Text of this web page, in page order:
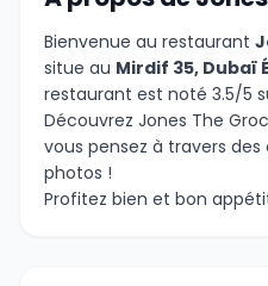
Bienvenue au restaurant
situe au Mirdif 35, Dubaï
restaurant est noté 3.5/5
Découvrez Jones The
vous pensez à travers
photos !
Profitez bien et bon